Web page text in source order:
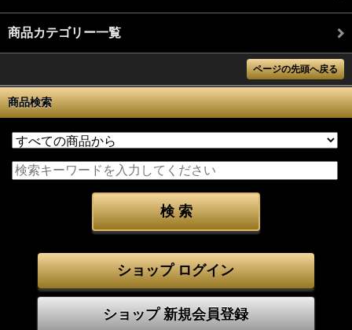
商品カテゴリー一覧
ページの先頭へ戻る
商品検索
ショップ ログイン
ショップ 新規会員登録